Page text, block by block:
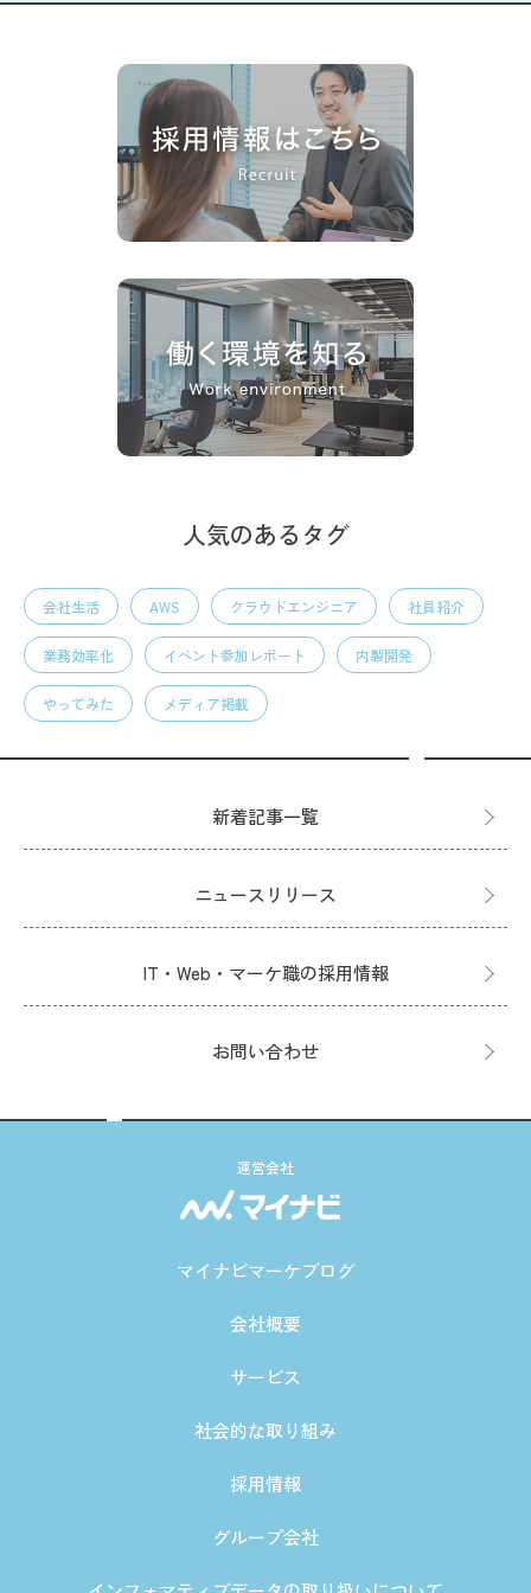
人気のあるタグ
会社生活 AWS クラウドエンジニア 社員紹介
業務効率化 イベント参加レポート 内製開発
やってみた メディア掲載
新着記事一覧
ニュースリリース
IT・Web・マーケ職の採用情報
お問い合わせ
運営会社
マイナビマーケブログ
会社概要
サービス
社会的な取り組み
採用情報
グループ会社